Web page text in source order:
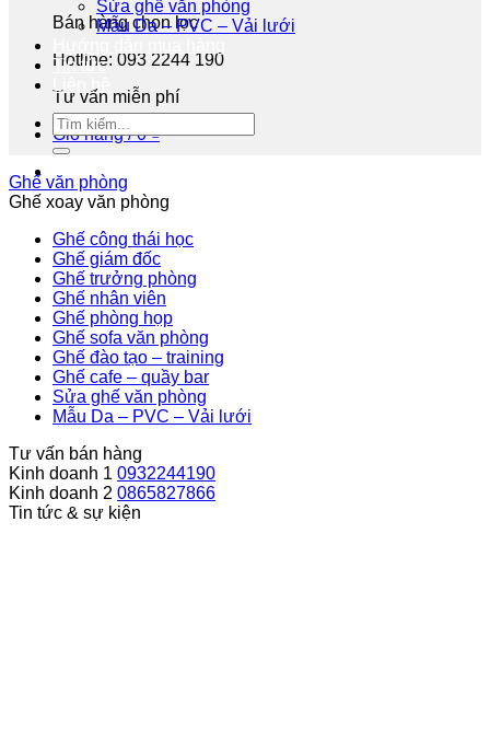
Bán hàng chọn lọc
Hotline: 093 2244 190
Tư vấn miễn phí
Giỏ hàng /0₫
Sửa ghế văn phòng
Mẫu Da – PVC – Vải lưới
Tin tức
Liên hệ
Ghế văn phòng
Ghế xoay văn phòng
Ghế công thái học
Ghế giám đốc
Ghế trưởng phòng
Ghế nhân viên
Ghế phòng họp
Ghế sofa văn phòng
Ghế đào tạo – training
Ghế cafe – quầy bar
Sửa ghế văn phòng
Mẫu Da – PVC – Vải lưới
Tư vấn bán hàng
Kinh doanh 1 0932244190
Kinh doanh 2 0865827866
Tin tức & sự kiện